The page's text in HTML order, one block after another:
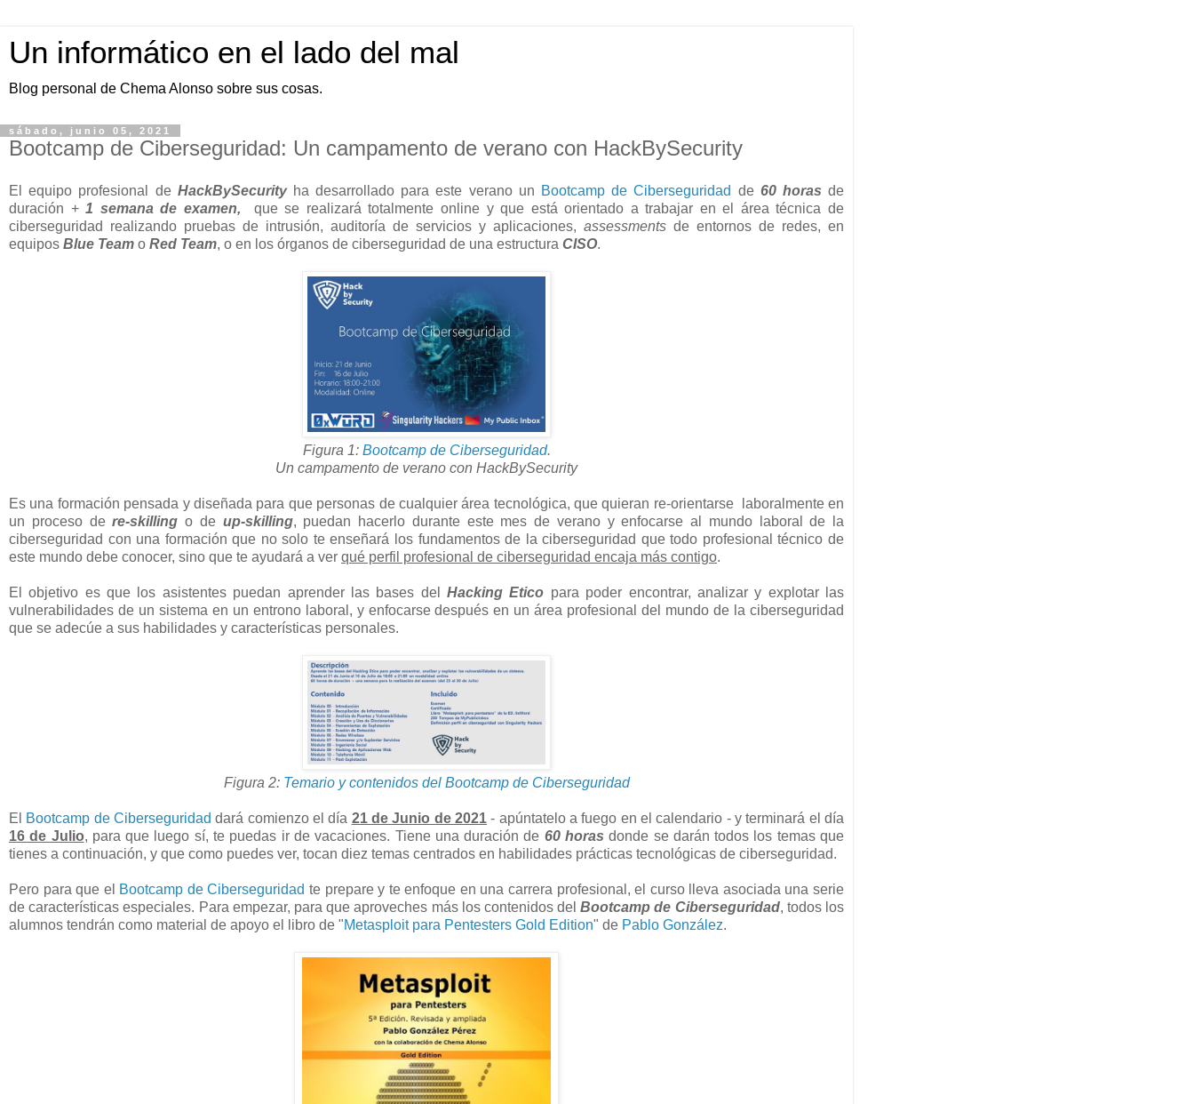
Un informático en el lado del mal
Blog personal de Chema Alonso sobre sus cosas.
sábado, junio 05, 2021
Bootcamp de Ciberseguridad: Un campamento de verano con HackBySecurity
El equipo profesional de HackBySecurityha desarrollado para este verano un Bootcamp de Ciberseguridad de 60 horas de
duración +1 semana de examen, que se realizará totalmente online y que está orientado a trabajar en el área técnica de
ciberseguridad realizando pruebas de intrusión, auditoría de servicios y aplicaciones, assessments de entornos de redes, en
equipos Blue Team o Red Team, o en los órganos de ciberseguridad de una estructura CISO.
Figura 1: Bootcamp de Ciberseguridad.
Un campamento de verano con HackBySecurity
Es una formación pensada y diseñada para que personas de cualquier área tecnológica, que quieran re-orientarse laboralmente en
un proceso dere-skilling o de up-skilling, puedan hacerlo durante este mes de verano y enfocarse al mundo laboral de la
ciberseguridad con una formación que no solo te enseñará los fundamentos de la ciberseguridad que todo profesional técnico de
este mundo debe conocer, sino que te ayudará a ver qué perfil profesional de ciberseguridad encaja más contigo.
El objetivo es que los asistentes puedan aprender las bases delHacking Etico para poder encontrar, analizar y explotar las
vulnerabilidades de un sistema en un entrono laboral, y enfocarse después en un área profesional del mundo de la ciberseguridad
que se adecúe a sus habilidades y características personales.
Figura 2: Temario y contenidos del Bootcamp de Ciberseguridad
El Bootcamp de Ciberseguridad dará comienzo el día 21 de Junio de 2021 - apúntatelo a fuego en el calendario - y terminará el día
16 de Julio, para que luego sí, te puedas ir de vacaciones. Tiene una duración de 60 horas donde se darán todos los temas que
tienes a continuación, y que como puedes ver, tocan diez temas centrados en habilidades prácticas tecnológicas de ciberseguridad.
Pero para que el Bootcamp de Ciberseguridadte prepare y te enfoque en una carrera profesional, el curso lleva asociada una serie
de características especiales. Para empezar, para que aproveches más los contenidos delBootcamp de Ciberseguridad, todos los
alumnos tendrán como material de apoyo el libro de "Metasploit para Pentesters Gold Edition" de Pablo González.